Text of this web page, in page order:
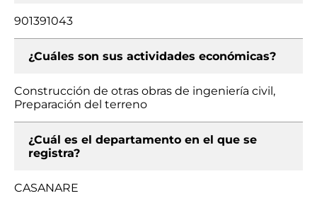
901391043
¿Cuáles son sus actividades económicas?
Construcción de otras obras de ingeniería civil,
Preparación del terreno
¿Cuál es el departamento en el que se
registra?
CASANARE